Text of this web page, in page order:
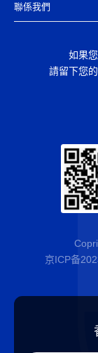
聯係我們
如果
請留下您
京ICP备